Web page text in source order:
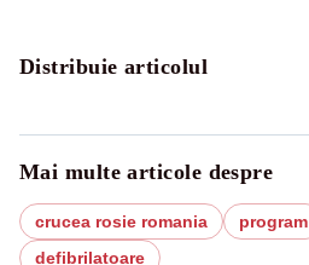
Distribuie articolul
Mai multe articole despre
crucea rosie romania program
defibrilatoare